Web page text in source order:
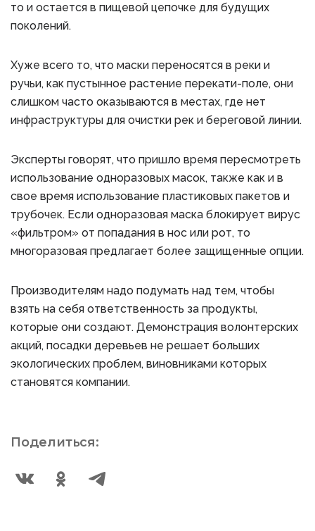
то и остается в пищевой цепочке для будущих
поколений.
Хуже всего то, что маски переносятся в реки и
ручьи, как пустынное растение перекати-поле, они
слишком часто оказываются в местах, где нет
инфраструктуры для очистки рек и береговой линии.
Эксперты говорят, что пришло время пересмотреть
использование одноразовых масок, также как и в
свое время использование пластиковых пакетов и
трубочек. Если одноразовая маска блокирует вирус
«фильтром» от попадания в нос или рот, то
многоразовая предлагает более защищенные опции.
Производителям надо подумать над тем, чтобы
взять на себя ответственность за продукты,
которые они создают. Демонстрация волонтерских
акций, посадки деревьев не решает больших
экологических проблем, виновниками которых
становятся компании.
Поделиться: